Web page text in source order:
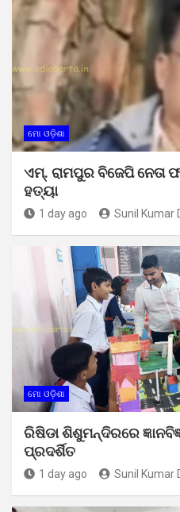
ମୋ ଓଡ଼ିଶା
ଏମ୍. ରାମପୁର ବିଜେପି ନେତା
ହତ୍ୟା
1 day ago Sunil Kumar
ମୋ ଓଡ଼ିଶା
ରିଷିଡା ଶିଶୁମନ୍ଦିରରେ
ପ୍ରଦର୍ଶିତ
1 day ago Sunil Kumar